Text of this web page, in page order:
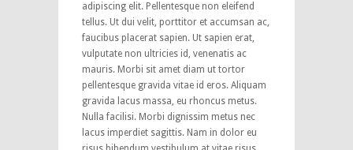
adipiscing elit. Pellentesque non eleifend
tellus. Ut dui velit, porttitor et accumsan ac,
faucibus placerat sapien. Ut sapien erat,
vulputate non ultricies id, venenatis ac
mauris. Morbi sit amet diam ut tortor
pellentesque gravida vitae id eros. Aliquam
gravida lacus massa, eu rhoncus metus.
Nulla facilisi. Morbi dignissim metus nec
lacus imperdiet sagittis. Nam in dolor eu